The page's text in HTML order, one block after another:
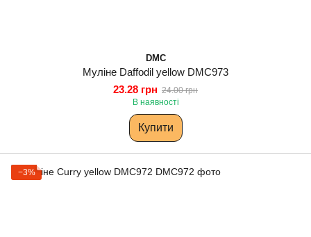
DMC
Муліне Daffodil yellow DMC973
23.28 грн 24.00 грн
В наявності
Купити
−3%